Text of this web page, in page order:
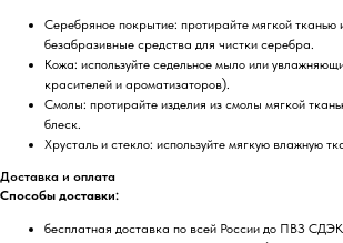
Серебряное покрытие: протирайте мягкой тканью
безабразивные средства для чистки серебра.
Кожа: используйте седельное мыло или
красителей и ароматизаторов).
Смолы: протирайте изделия из смолы мягкой
блеск.
Хрусталь и стекло: используйте мягкую влажную
Доставка и оплата
Способы доставки:
бесплатная доставка по всей России до ПВЗ